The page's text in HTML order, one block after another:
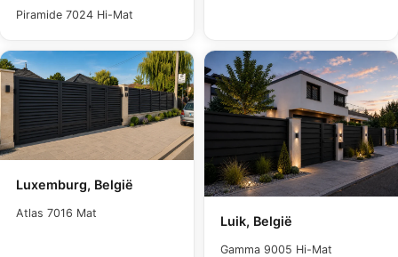
Piramide 7024 Hi-Mat
Luxemburg, België
Atlas 7016 Mat
Luik, België
Gamma 9005 Hi-Mat